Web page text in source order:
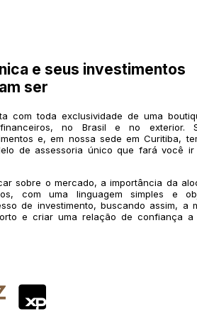
e seus investimentos
ser
com toda exclusividade de uma
no Brasil e no exterior.
e, em nossa sede em Curitiba,
de assessoria único que fará você ir
sobre o mercado, a importância da
com uma linguagem simples e
de investimento, buscando assim, a
e criar uma relação de confiança a